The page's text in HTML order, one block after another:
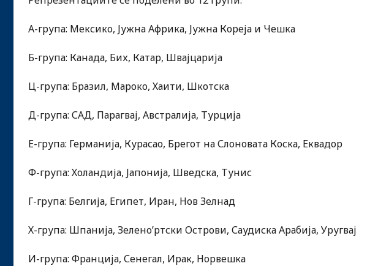
А-група: Мексико, Јужна Африка, Јужна Кореја и Чешка
Б-група: Канада, Бих, Катар, Швајцарија
Ц-група: Бразил, Мароко, Хаити, Шкотска
Д-група: САД, Парагвај, Австралија, Турција
Е-група: Германија, Курасао, Брегот на Слоновата Коска, Еквадор
Ф-група: Холандија, Јапонија, Шведска, Тунис
Г-група: Белгија, Египет, Иран, Нов Зелнад
Х-група: Шпанија, Зелено’ртски Острови, Саудиска Арабија, Уругвај
И-група: Франција, Сенегал, Ирак, Норвешка